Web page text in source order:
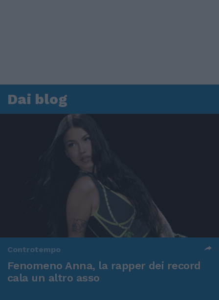
Dai blog
Controtempo
Fenomeno Anna, la rapper dei record
cala un altro asso